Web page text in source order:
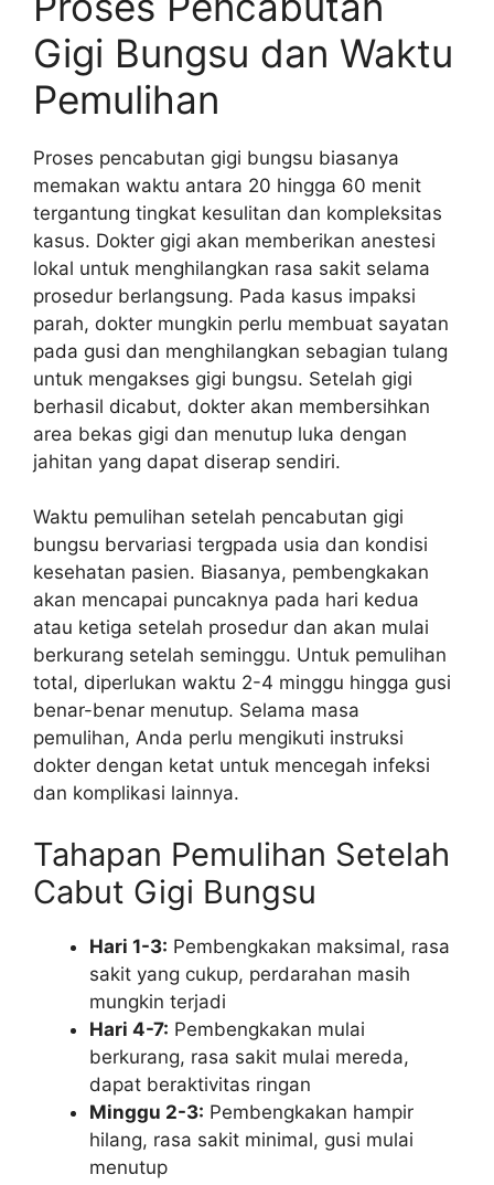
Gigi Bungsu dan Waktu
Pemulihan
Proses pencabutan gigi bungsu biasanya
memakan waktu antara 20 hingga 60 menit
tergantung tingkat kesulitan dan kompleksitas
kasus. Dokter gigi akan memberikan anestesi
lokal untuk menghilangkan rasa sakit selama
prosedur berlangsung. Pada kasus impaksi
parah, dokter mungkin perlu membuat sayatan
pada gusi dan menghilangkan sebagian tulang
untuk mengakses gigi bungsu. Setelah gigi
berhasil dicabut, dokter akan membersihkan
area bekas gigi dan menutup luka dengan
jahitan yang dapat diserap sendiri.
Waktu pemulihan setelah pencabutan gigi
bungsu bervariasi tergpada usia dan kondisi
kesehatan pasien. Biasanya, pembengkakan
akan mencapai puncaknya pada hari kedua
atau ketiga setelah prosedur dan akan mulai
berkurang setelah seminggu. Untuk pemulihan
total, diperlukan waktu 2-4 minggu hingga gusi
benar-benar menutup. Selama masa
pemulihan, Anda perlu mengikuti instruksi
dokter dengan ketat untuk mencegah infeksi
dan komplikasi lainnya.
Tahapan Pemulihan Setelah
Cabut Gigi Bungsu
Hari 1-3: Pembengkakan maksimal, rasa
sakit yang cukup, perdarahan masih
mungkin terjadi
Hari 4-7: Pembengkakan mulai
berkurang, rasa sakit mulai mereda,
dapat beraktivitas ringan
Minggu 2-3: Pembengkakan hampir
hilang, rasa sakit minimal, gusi mulai
menutup